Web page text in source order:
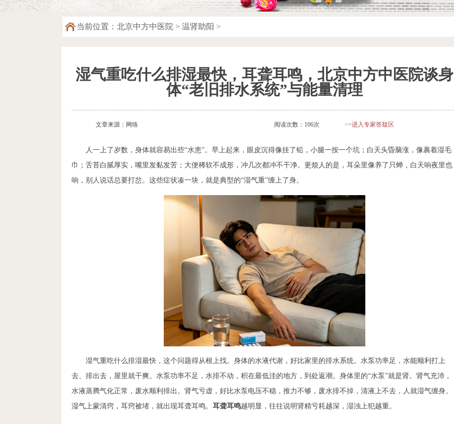
当前位置： 北京中方中医院 > 温肾助阳 >
湿气重吃什么排湿最快，耳聋耳鸣，北京中方中医院谈身
体“老旧排水系统”与能量清理
文章来源：网络 阅读次数：106次 >>进入专家答疑区
人一上了岁数，身体就容易出些“水患”。早上起来，眼皮沉得像挂了铅，小腿一按一个坑；白天头昏脑涨，像裹着湿毛
巾；舌苔白腻厚实，嘴里发黏发苦；大便稀软不成形，冲几次都冲不干净。更烦人的是，耳朵里像养了只蝉，白天响夜里也
响，别人说话总要打岔。这些症状凑一块，就是典型的“湿气重”缠上了身。
湿气重吃什么排湿最快，这个问题得从根上找。身体的水液代谢，好比家里的排水系统。水泵功率足，水能顺利打上
去、排出去，屋里就干爽。水泵功率不足，水排不动，积在最低洼的地方，到处返潮。身体里的“水泵”就是肾。肾气充沛，
水液蒸腾气化正常，废水顺利排出。肾气亏虚，好比水泵电压不稳，推力不够，废水排不掉，清液上不去，人就湿气缠身。
湿气上蒙清窍，耳窍被堵，就出现耳聋耳鸣。 耳聋耳鸣越明显，往往说明肾精亏耗越深，湿浊上犯越重。